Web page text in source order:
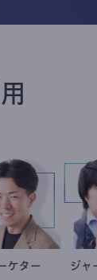
室谷良平
マーケター